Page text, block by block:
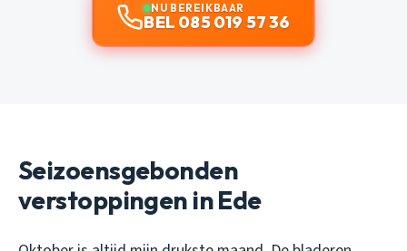
NU BEREIKBAAR
BEL 085 019 57 36
Seizoensgebonden
verstoppingen in Ede